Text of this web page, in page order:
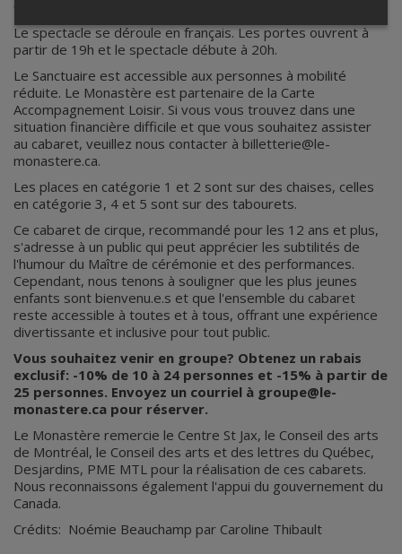
Le spectacle se déroule en français. Les portes ouvrent à
partir de 19h et le spectacle débute à 20h.
Le Sanctuaire est accessible aux personnes à mobilité
réduite. Le Monastère est partenaire de la Carte
Accompagnement Loisir. Si vous vous trouvez dans une
situation financière difficile et que vous souhaitez assister
au cabaret, veuillez nous contacter à billetterie@le-
monastere.ca.
Les places en catégorie 1 et 2 sont sur des chaises, celles
en catégorie 3, 4 et 5 sont sur des tabourets.
Ce cabaret de cirque, recommandé pour les 12 ans et plus,
s'adresse à un public qui peut apprécier les subtilités de
l'humour du Maître de cérémonie et des performances.
Cependant, nous tenons à souligner que les plus jeunes
enfants sont bienvenu.e.s et que l'ensemble du cabaret
reste accessible à toutes et à tous, offrant une expérience
divertissante et inclusive pour tout public.
Vous souhaitez venir en groupe? Obtenez un rabais
exclusif: -10% de 10 à 24 personnes et -15% à partir de
25 personnes. Envoyez un courriel à groupe@le-
monastere.ca pour réserver.
Le Monastère remercie le Centre St Jax, le Conseil des arts
de Montréal, le Conseil des arts et des lettres du Québec,
Desjardins, PME MTL pour la réalisation de ces cabarets.
Nous reconnaissons également l'appui du gouvernement du
Canada.
Crédits: Noémie Beauchamp par Caroline Thibault